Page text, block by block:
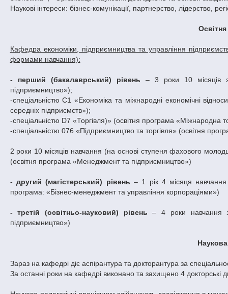
Наукові інтереси: бізнес-комунікації, партнерство, лідерство,
Кафедра економіки, підприємництва та управління
формами навчання):
- перший (бакалаврський) рівень – 3 роки 10 місяців
підприємництво»);
-спеціальністю C1 «Економіка та міжнародні економічні
середніх підприємств»);
-спеціальністю D7 «Торгівля)» (освітня програма «Міжнародна
-спеціальністю 076 «Підприємництво та торгівля» (освітня
2 роки 10 місяців навчання (на основі ступеня фахового
(освітня програма «Менеджмент та підприємництво»)
- другий (магістерський) рівень – 1 рік 4 місяця
програма: «Бізнес-менеджмент та управління корпораціями»)
- третій (освітньо-науковий) рівень– 4 роки навчання
підприємництво»)
Зараз на кафедрі діє аспірантура та докторантура за
За останні роки на кафедрі виконано та захищено 4 докторські